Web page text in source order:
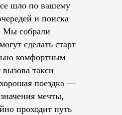
шло по вашему
и поиска
Мы собрали
сделать старт
комфортным
такси
поездка —
мечты,
проходит путь